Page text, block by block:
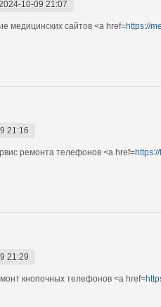
10-09 21:07
медицинских сайтов <a href=https://
21:16
ремонта телефонов <a href=
21:29
кнопочных телефонов <a href=